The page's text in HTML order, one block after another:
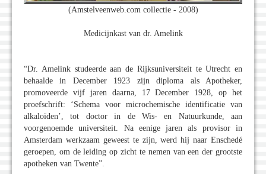
(Amstelveenweb.com collectie - 2008)
Medicijnkast van dr. Amelink
“Dr. Amelink studeerde aan de Rijksuniversiteit te Utrecht en
behaalde in December 1923 zijn diploma als Apotheker,
promoveerde vijf jaren daarna, 17 December 1928, op het
proefschrift: ‘Schema voor microchemische identificatie van
alkaloïden’, tot doctor in de Wis- en Natuurkunde, aan
voorgenoemde universiteit. Na eenige jaren als provisor in
Amsterdam werkzaam geweest te zijn, werd hij naar Enschedé
geroepen, om de leiding op zicht te nemen van een der grootste
apotheken van Twente”.